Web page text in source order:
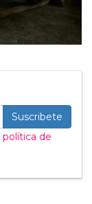
Suscribete
política de